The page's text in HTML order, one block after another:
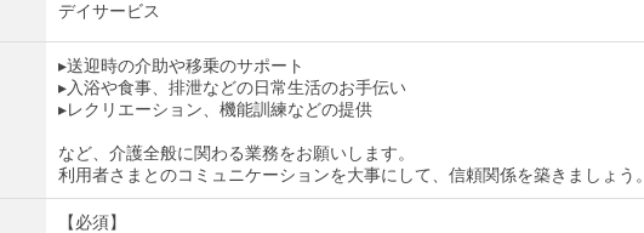
デイサービス
▸送迎時の介助や移乗のサポート
▸入浴や食事、排泄などの日常生活のお手伝い
▸レクリエーション、機能訓練などの提供
など、介護全般に関わる業務をお願いします。
利用者さまとのコミュニケーションを大事にして、信頼関係を築きましょう。
【必須】